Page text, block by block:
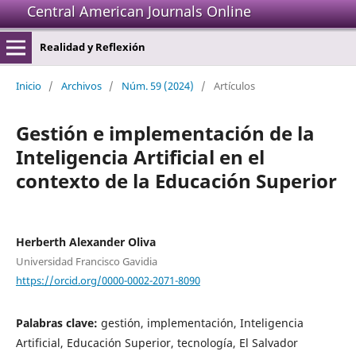
Central American Journals Online
Realidad y Reflexión
Inicio / Archivos / Núm. 59 (2024) / Artículos
Gestión e implementación de la
Inteligencia Artificial en el
contexto de la Educación Superior
Herberth Alexander Oliva
Universidad Francisco Gavidia
https://orcid.org/0000-0002-2071-8090
Palabras clave: gestión, implementación, Inteligencia
Artificial, Educación Superior, tecnología, El Salvador